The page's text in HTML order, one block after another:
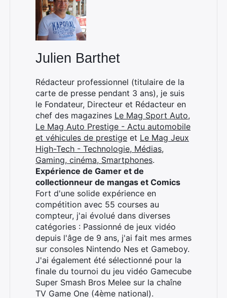
Julien Barthet
Rédacteur professionnel (titulaire de la
carte de presse pendant 3 ans), je suis
le Fondateur, Directeur et Rédacteur en
chef des magazines Le Mag Sport Auto,
Le Mag Auto Prestige - Actu automobile
et véhicules de prestige et Le Mag Jeux
High-Tech - Technologie, Médias,
Gaming, cinéma, Smartphones.
Expérience de Gamer et de
collectionneur de mangas et Comics
Fort d'une solide expérience en
compétition avec 55 courses au
compteur, j'ai évolué dans diverses
catégories : Passionné de jeux vidéo
depuis l'âge de 9 ans, j'ai fait mes armes
sur consoles Nintendo Nes et Gameboy.
J'ai également été sélectionné pour la
finale du tournoi du jeu vidéo Gamecube
Super Smash Bros Melee sur la chaîne
TV Game One (4ème national).
Rechercher